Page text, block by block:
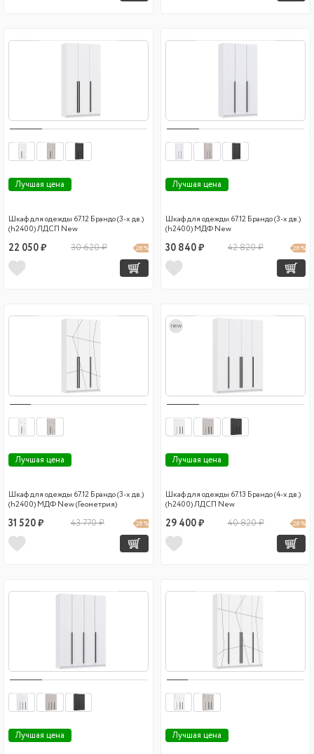
Лучшая цена
Шкаф для одежды 67.12 Брандо (3-х дв.)
(h2400) ЛДСП New
22 050 ₽ 30 620 ₽ 28 %
Лучшая цена
Шкаф для одежды 67.12 Брандо (3-х дв.)
(h2400) МДФ New
30 840 ₽ 42 820 ₽ 28 %
Лучшая цена
Шкаф для одежды 67.12 Брандо (3-х дв.)
(h2400) МДФ New (Геометрия)
31 520 ₽ 43 770 ₽ 28 %
new
Лучшая цена
Шкаф для одежды 67.13 Брандо (4-х дв.)
(h2400) ЛДСП New
29 400 ₽ 40 820 ₽ 28 %
Лучшая цена Лучшая цена